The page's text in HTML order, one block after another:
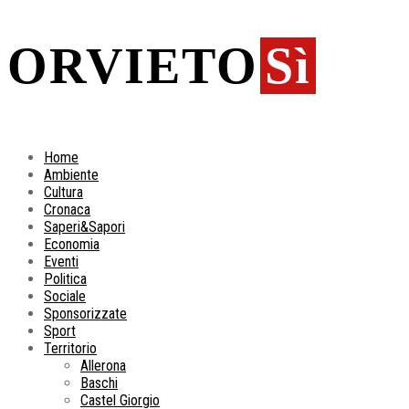
ORVIETO Sì
Home
Ambiente
Cultura
Cronaca
Saperi&Sapori
Economia
Eventi
Politica
Sociale
Sponsorizzate
Sport
Territorio
Allerona
Baschi
Castel Giorgio